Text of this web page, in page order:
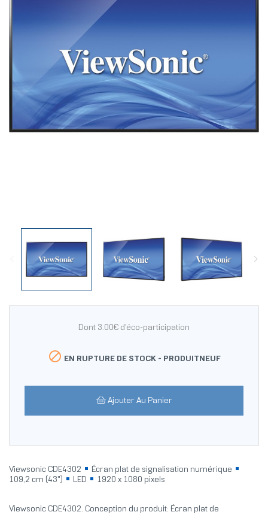
Dont 3.00€ d'éco-participation
 EN RUPTURE DE STOCK - PRODUITNEUF
Ajouter Au Panier
Viewsonic CDE4302
Écran plat de signalisation numérique
109,2 cm (43")
LED 1920 x 1080 pixels
Viewsonic CDE4302. Conception du produit: Écran plat de